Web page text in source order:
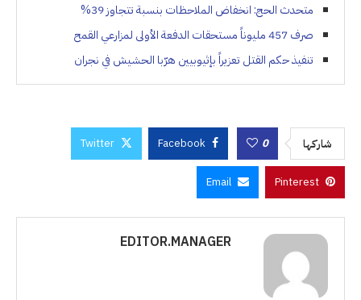
متحدث الحج: انخفاض الملاحظات بنسبة تتجاوز 39%
صرف 457 مليوناً مستحقات الدفعة الأولى لمزارعي القمح
تنفيذ حكم القتل تعزيراً بإثيوبيين هرّبا الحشيش في نجران
شاركها 0
Facebook
Twitter
Pinterest
Email
EDITOR.MANAGER